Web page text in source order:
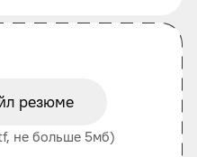
резюме
не больше 5мб)